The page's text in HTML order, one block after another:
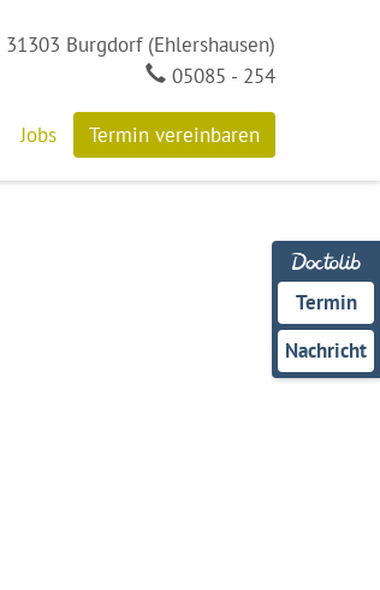
Burgdorf (Ehlershausen)
05085 - 254
Jobs Termin vereinbaren
Termin
Nachricht